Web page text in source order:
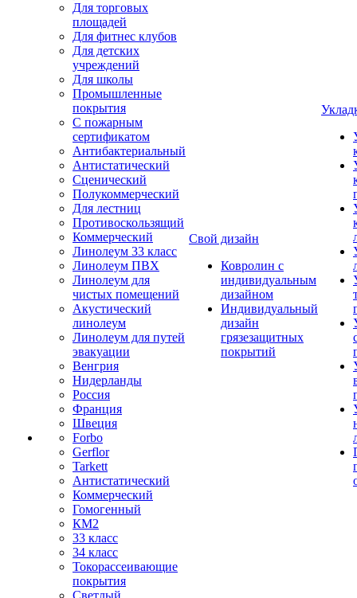
Для торговых
площадей
Для фитнес клубов
Для детских
учреждений
Для школы
Промышленные
покрытия
С пожарным
сертификатом
Антибактериальный
Антистатический
Сценический
Полукоммерческий
Для лестниц
Противоскользящий
Коммерческий
Линолеум 33 класс
Линолеум ПВХ
Линолеум для
чистых помещений
Акустический
линолеум
Линолеум для путей
эвакуации
Венгрия
Нидерланды
Россия
Франция
Швеция
Forbo
Gerflor
Tarkett
Антистатический
Коммерческий
Гомогенный
КМ2
33 класс
34 класс
Токорассеивающие
покрытия
Светлый
Свой дизайн
Ковролин с
индивидуальным
дизайном
Индивидуальный
дизайн
грязезащитных
покрытий